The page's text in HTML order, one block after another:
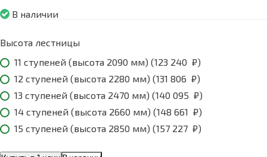
227
₽
В наличии
Высота лестницы
11 ступеней (высота 2090 мм) (123 240 ₽)
12 ступеней (высота 2280 мм) (131 806 ₽)
13 ступеней (высота 2470 мм) (140 095 ₽)
14 ступеней (высота 2660 мм) (148 661 ₽)
15 ступеней (высота 2850 мм) (157 227 ₽)